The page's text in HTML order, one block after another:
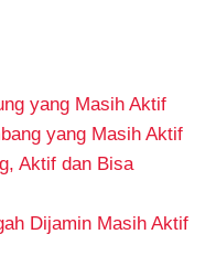
yang Masih Aktif
yang Masih Aktif
Aktif dan Bisa
Dijamin Masih Aktif